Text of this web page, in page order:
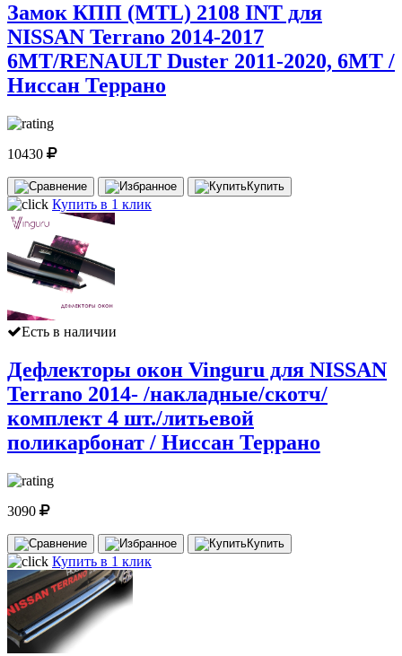
Замок КПП (MTL) 2108 INT для
NISSAN Terrano 2014-2017
6MT/RENAULT Duster 2011-2020, 6MT /
Ниссан Террано
10430
Купить
Купить в 1 клик
Есть в наличии
Дефлекторы окон Vinguru для NISSAN
Terrano 2014- /накладные/скотч/
комплект 4 шт./литьевой
поликарбонат / Ниссан Террано
3090
Купить
Купить в 1 клик